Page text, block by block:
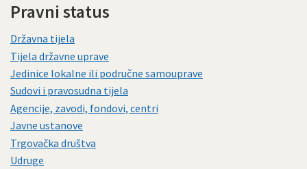
Pravni status
Državna tijela
Tijela državne uprave
Jedinice lokalne ili područne samouprave
Sudovi i pravosudna tijela
Agencije, zavodi, fondovi, centri
Javne ustanove
Trgovačka društva
Udruge